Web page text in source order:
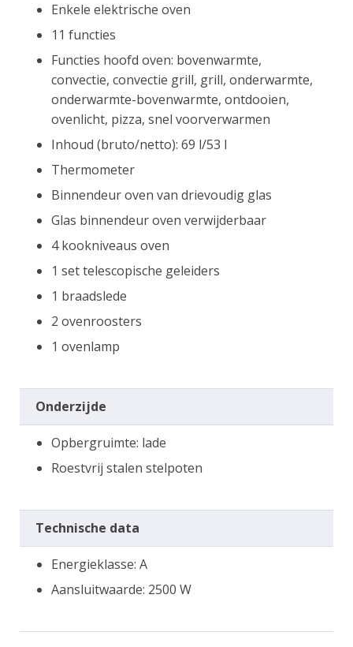
Enkele elektrische oven
11 functies
Functies hoofd oven: bovenwarmte,
convectie, convectie grill, grill, onderwarmte,
onderwarmte-bovenwarmte, ontdooien,
ovenlicht, pizza, snel voorverwarmen
Inhoud (bruto/netto): 69 l/53 l
Thermometer
Binnendeur oven van drievoudig glas
Glas binnendeur oven verwijderbaar
4 kookniveaus oven
1 set telescopische geleiders
1 braadslede
2 ovenroosters
1 ovenlamp
Onderzijde
Opbergruimte: lade
Roestvrij stalen stelpoten
Technische data
Energieklasse: A
Aansluitwaarde: 2500 W